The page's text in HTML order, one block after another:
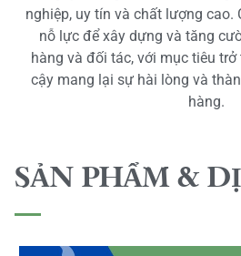
nghiệp, uy tín và chất lượng cao.
nỗ lực để xây dựng và tăng
hàng và đối tác, với mục tiêu
cậy mang lại sự hài lòng và
hàng.
SẢN PHẨM &